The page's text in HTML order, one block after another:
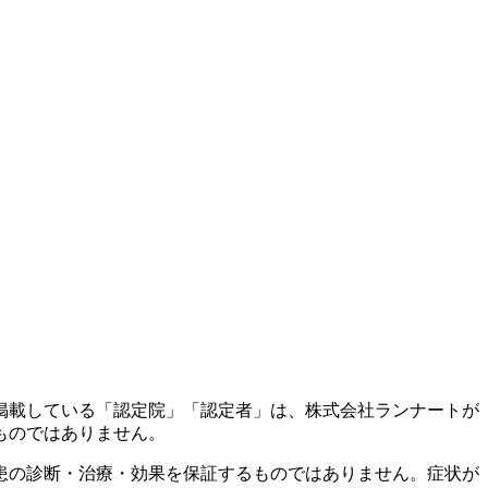
している「認定院」「認定者」は、株式会社ランナートが
ではありません。
診断・治療・効果を保証するものではありません。症状が